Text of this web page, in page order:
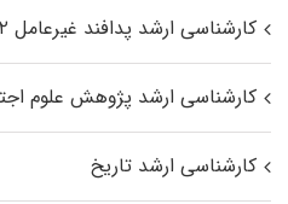
کارشناسی ارشد پدافند غیرعامل ۲
کارشناسی ارشد پژوهش علوم
کارشناسی ارشد تاریخ